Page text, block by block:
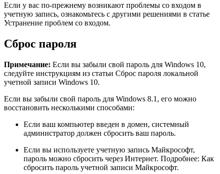
Если у вас по-прежнему возникают проблемы со входом в
учетную запись, ознакомьтесь с другими решениями в статье
Устранение проблем со входом.
Сброс пароля
Примечание: Если вы забыли свой пароль для Windows 10,
следуйте инструкциям из статьи Сброс пароля локальной
учетной записи Windows 10.
Если вы забыли свой пароль для Windows 8.1, его можно
восстановить несколькими способами:
Если ваш компьютер введен в домен, системный
администратор должен сбросить ваш пароль.
Если вы используете учетную запись Майкрософт,
пароль можно сбросить через Интернет. Подробнее: Как
сбросить пароль учетной записи Майкрософт.